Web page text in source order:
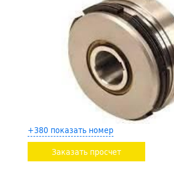
+380 показать номер
Заказать просчет